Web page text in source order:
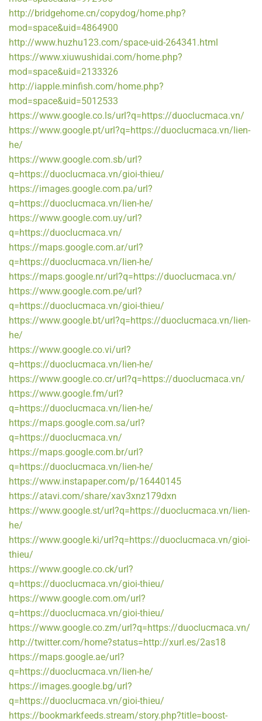
http://bridgehome.cn/copydog/home.php?
mod=space&uid=4864900
http://www.huzhu123.com/space-uid-264341.html
https://www.xiuwushidai.com/home.php?
mod=space&uid=2133326
http://iapple.minfish.com/home.php?
mod=space&uid=5012533
https://www.google.co.ls/url?q=https://duoclucmaca.vn/
https://www.google.pt/url?q=https://duoclucmaca.vn/lien-
he/
https://www.google.com.sb/url?
q=https://duoclucmaca.vn/gioi-thieu/
https://images.google.com.pa/url?
q=https://duoclucmaca.vn/lien-he/
https://www.google.com.uy/url?
q=https://duoclucmaca.vn/
https://maps.google.com.ar/url?
q=https://duoclucmaca.vn/lien-he/
https://maps.google.nr/url?q=https://duoclucmaca.vn/
https://www.google.com.pe/url?
q=https://duoclucmaca.vn/gioi-thieu/
https://www.google.bt/url?q=https://duoclucmaca.vn/lien-
he/
https://www.google.co.vi/url?
q=https://duoclucmaca.vn/lien-he/
https://www.google.co.cr/url?q=https://duoclucmaca.vn/
https://www.google.fm/url?
q=https://duoclucmaca.vn/lien-he/
https://maps.google.com.sa/url?
q=https://duoclucmaca.vn/
https://maps.google.com.br/url?
q=https://duoclucmaca.vn/lien-he/
https://www.instapaper.com/p/16440145
https://atavi.com/share/xav3xnz179dxn
https://www.google.st/url?q=https://duoclucmaca.vn/lien-
he/
https://www.google.ki/url?q=https://duoclucmaca.vn/gioi-
thieu/
https://www.google.co.ck/url?
q=https://duoclucmaca.vn/gioi-thieu/
https://www.google.com.om/url?
q=https://duoclucmaca.vn/gioi-thieu/
https://www.google.co.zm/url?q=https://duoclucmaca.vn/
http://twitter.com/home?status=http://xurl.es/2as18
https://maps.google.ae/url?
q=https://duoclucmaca.vn/lien-he/
https://images.google.bg/url?
q=https://duoclucmaca.vn/gioi-thieu/
https://bookmarkfeeds.stream/story.php?title=boost-